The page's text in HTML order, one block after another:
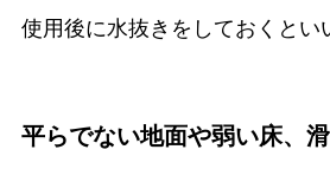
使用後に水抜きをしておくとい
平らでない地面や弱い床、